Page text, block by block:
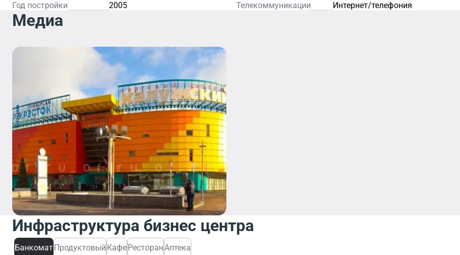
Год постройки 2005 Телекоммуникации Интернет/телефония
Медиа
Инфраструктура бизнес центра
БанкоматПродуктовый КафеРесторанАптека
Банкомат
Банкомат
обеспечивает
быстрый и
удобный доступ
Продуктовый
Современный